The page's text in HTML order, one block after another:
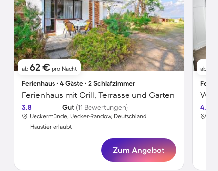
ab 62 € pro Nacht
Ferienhaus ∙ 4 Gäste ∙ 2 Schlafzimmer
Ferienhaus mit Grill, Terrasse und Garten
3.8 Gut (11 Bewertungen)
Ueckermünde, Uecker-Randow, Deutschland
Haustier erlaubt
Zum Angebot
ab
4.0